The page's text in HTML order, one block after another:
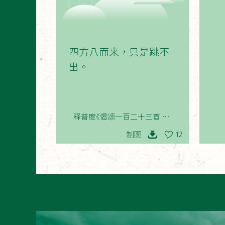
四方八面来，只是跳不
出。
释普度《偈颂一百二十三首 其六
十八》
制图 12